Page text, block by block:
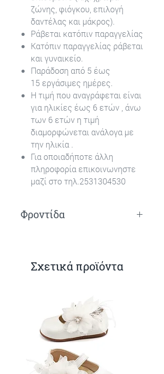
ζώνης, φιόγκου, επιλογή
δαντέλας και μάκρος).
Ράβεται κατόπιν παραγγελίας
Κατόπιν παραγγελίας ράβεται
και γυναικείο.
Παράδοση από 5 έως
15 εργάσιμες ημέρες.
Η τιμή που αναγράφεται είναι
για ηλικίες έως 6 ετών , άνω
των 6 ετών η τιμή
διαμορφώνεται ανάλογα με
την ηλικία .
Για οποιαδήποτε άλλη
πληροφορία επικοινωνηστε
μαζί στο τηλ.2531304530
Φροντίδα
Σχετικά προϊόντα